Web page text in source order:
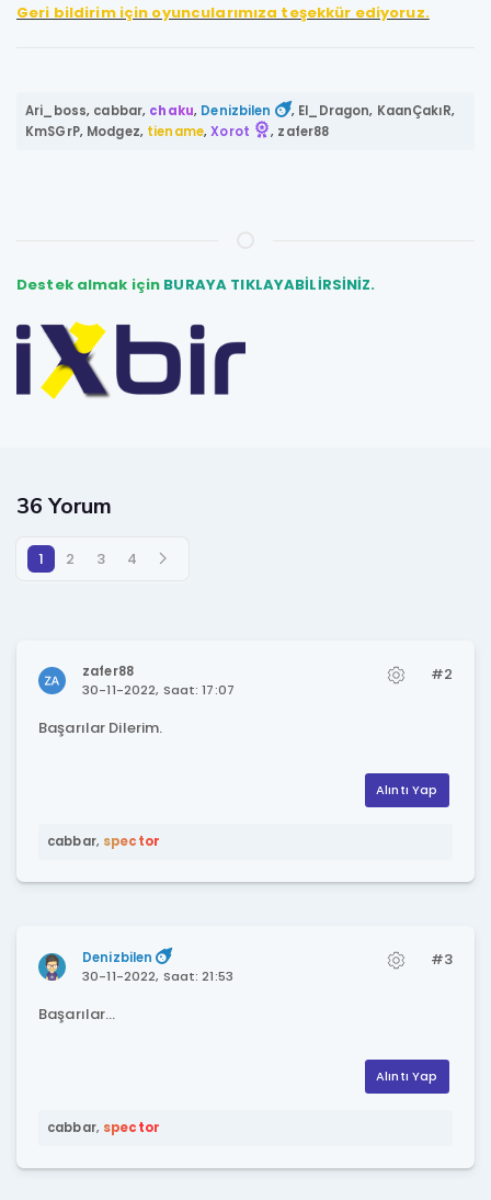
Geri bildirim için oyuncularımıza teşekkür ediyoruz.
Ari_boss, cabbar, chaku, Denizbilen , El_Dragon, KaanÇakıR,
KmSGrP, Modgez, tiename,Xorot , zafer88
Destek almak için BURAYA TIKLAYABİLİRSİNİZ.
36 Yorum
1 2 3 4
zafer88
30-11-2022, Saat: 17:07
#2
Başarılar Dilerim.
Alıntı Yap
cabbar, spector
Denizbilen
30-11-2022, Saat: 21:53
#3
Başarılar...
Alıntı Yap
cabbar, spector